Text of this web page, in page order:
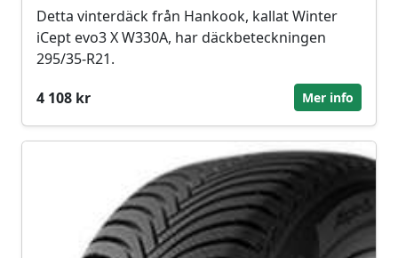
Detta vinterdäck från Hankook, kallat Winter
iCept evo3 X W330A, har däckbeteckningen
295/35-R21.
4 108 kr
Mer info